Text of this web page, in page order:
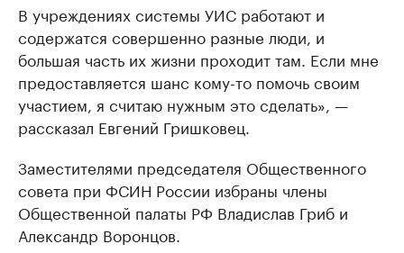
В учреждениях системы УИС работают и
содержатся совершенно разные люди, и
большая часть их жизни проходит там. Если мне
предоставляется шанс кому-то помочь своим
участием, я считаю нужным это сделать», —
рассказал Евгений Гришковец.
Заместителями председателя Общественного
совета при ФСИН России избраны члены
Общественной палаты РФ Владислав Гриб и
Александр Воронцов.